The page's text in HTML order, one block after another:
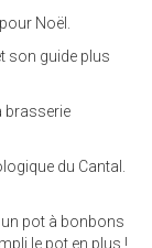
Noël.
son guide plus
brasserie
du Cantal.
un pot à bonbons
le pot en plus !